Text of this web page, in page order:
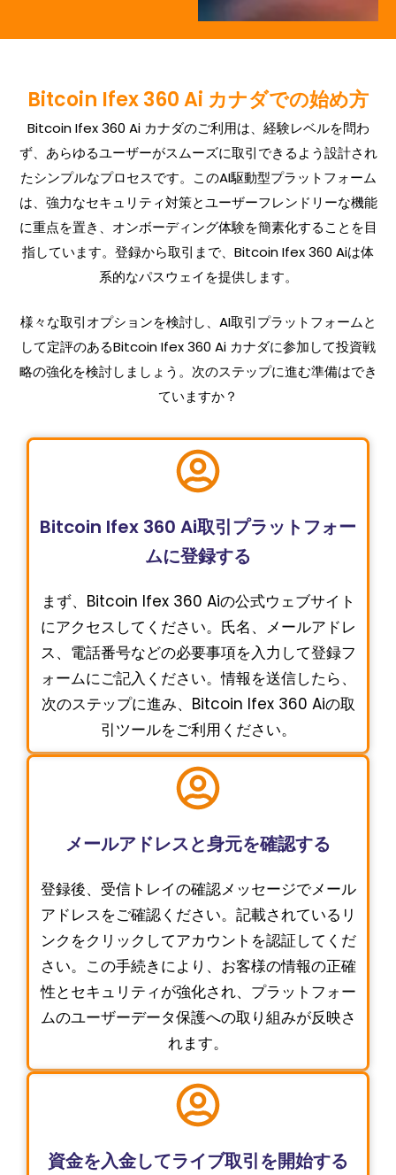
Bitcoin Ifex 360 Ai カナダでの始め方
Bitcoin Ifex 360 Ai カナダのご利用は、経験レベルを問わ
ず、あらゆるユーザーがスムーズに取引できるよう設計され
たシンプルなプロセスです。このAI駆動型プラットフォーム
は、強力なセキュリティ対策とユーザーフレンドリーな機能
に重点を置き、オンボーディング体験を簡素化することを目
指しています。登録から取引まで、Bitcoin Ifex 360 Aiは体
系的なパスウェイを提供します。
様々な取引オプションを検討し、AI取引プラットフォームと
して定評のあるBitcoin Ifex 360 Ai カナダに参加して投資戦
略の強化を検討しましょう。次のステップに進む準備はでき
ていますか？
Bitcoin Ifex 360 Ai取引プラットフォー
ムに登録する
まず、Bitcoin Ifex 360 Aiの公式ウェブサイト
にアクセスしてください。氏名、メールアドレ
ス、電話番号などの必要事項を入力して登録フ
ォームにご記入ください。情報を送信したら、
次のステップに進み、Bitcoin Ifex 360 Aiの取
引ツールをご利用ください。
メールアドレスと身元を確認する
登録後、受信トレイの確認メッセージでメール
アドレスをご確認ください。記載されているリ
ンクをクリックしてアカウントを認証してくだ
さい。この手続きにより、お客様の情報の正確
性とセキュリティが強化され、プラットフォー
ムのユーザーデータ保護への取り組みが反映さ
れます。
資金を入金してライブ取引を開始する